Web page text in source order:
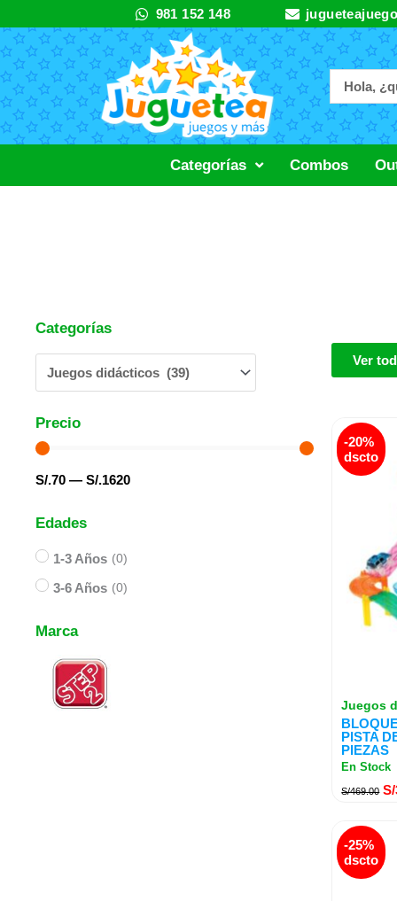
al
contenido
981 152 148
Categorías Combos
Categorías
Precio
S/.70 — S/.1620
Edades
1-3 Años (0)
3-6 Años (0)
Marca
Ver
-20%
dscto
Juegos
PISTA
PIEZAS
En Stock
S/469.00 S/
-25%
dscto